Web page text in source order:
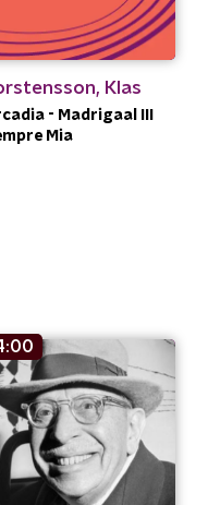
Klas
- Madrigaal III
Mia